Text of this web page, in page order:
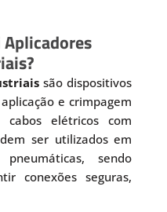
são dispositivos
e crimpagem
elétricos com
ser utilizados em
sendo
conexões seguras,